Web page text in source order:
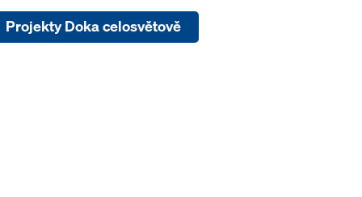
Projekty Doka celosvětově